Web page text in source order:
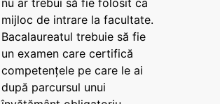
nu ar trebui să fie folosit ca
mijloc de intrare la facultate.
Bacalaureatul trebuie să fie
un examen care certifică
competențele pe care le ai
după parcursul unui